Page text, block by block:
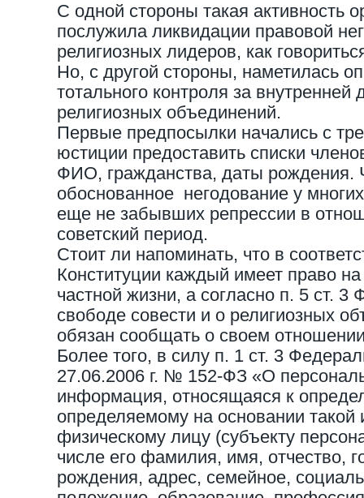
С одной стороны такая активность
послужила ликвидации правовой
религиозных лидеров, как
Но, с другой стороны, наметилась
тотального контроля за внутренней
религиозных объединений.
Первые предпосылки начались с
юстиции предоставить списки
ФИО, гражданства, даты рождения.
обоснованное негодование у
еще не забывших репрессии в
советский период.
Стоит ли напоминать, что в
Конституции каждый имеет право
частной жизни, а согласно п. 5 ст. 3
свободе совести и о религиозных
обязан сообщать о своем
Более того, в силу п. 1 ст. 3
27.06.2006 г. № 152-ФЗ «О
информация, относящаяся к
определяемому на основании
физическому лицу (субъекту
числе его фамилия, имя, отчество,
рождения, адрес, семейное,